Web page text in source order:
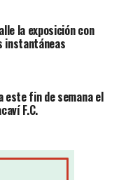
la exposición con
instantáneas
este fin de semana el
F.C.